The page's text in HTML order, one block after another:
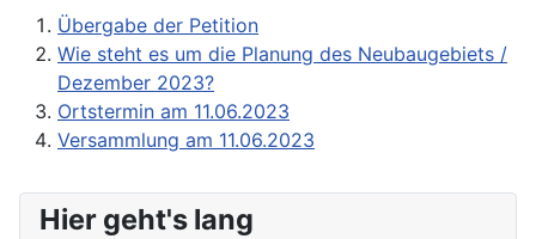
Übergabe der Petition
Wie steht es um die Planung des Neubaugebiets /
Dezember 2023?
Ortstermin am 11.06.2023
Versammlung am 11.06.2023
Hier geht's lang